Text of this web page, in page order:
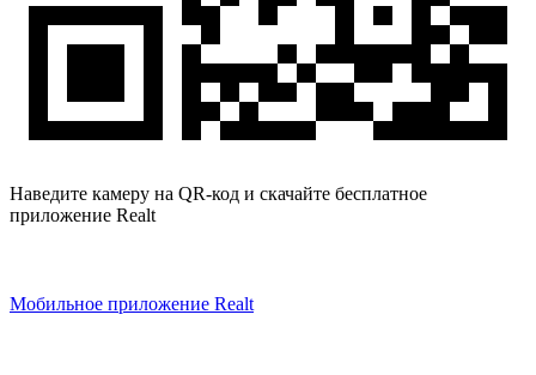
Наведите камеру на QR-код и скачайте бесплатное
приложение Realt
Мобильное приложение Realt